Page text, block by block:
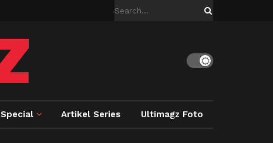
Special Artikel Series Ultimagz Foto